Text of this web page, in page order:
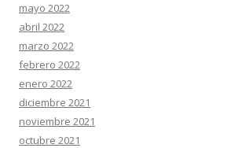
mayo 2022
abril 2022
marzo 2022
febrero 2022
enero 2022
diciembre 2021
noviembre 2021
octubre 2021